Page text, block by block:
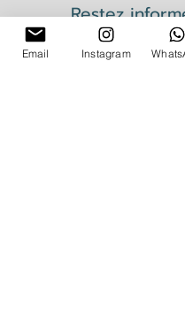
Restez
Inscrivez-vous pour recevoir des conseils et les
rendez-vous Parentalité.
Email Instagram